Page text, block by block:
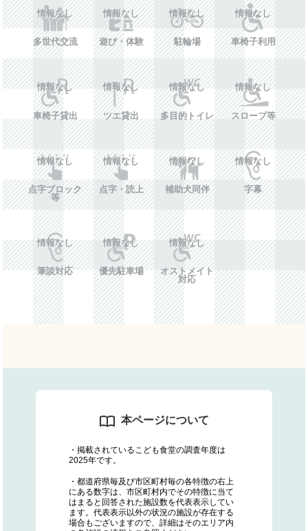
情報なし
多世代交流
情報なし
遊び・体験
情報なし
駐輪場
情報なし
車椅子利用
情報なし
車椅子貸出
情報なし
ツエ貸出
情報なし
多目的トイレ
情報なし
スロープ等
情報なし
点字ブロック
等
情報なし
点字・読上
情報なし
補助犬同伴
情報なし
字幕
情報なし
筆談対応
情報なし
優先駐車場
情報なし
オストメイト
対応
本ページについて
・掲載されているこども食堂の調査年度は
2025年です。
・都道府県毎及び市区町村毎の各特徴の右上
にある数字は、市区町村内でその特徴に当て
はまると回答された施設数を代表表示してい
ます。代表表示以外の状況の施設が存在する
場合もございますので、詳細はそのエリア内